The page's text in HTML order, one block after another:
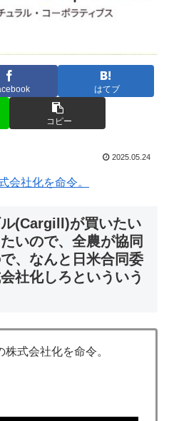
はてブ
コピー
2025.05.24
会社化を命令。
ル(Cargill)が買いたい
いので、全農が協同
、なんと日米合同委
社化しろといういう
式会社化を命令。